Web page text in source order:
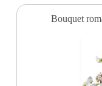
Bouquet